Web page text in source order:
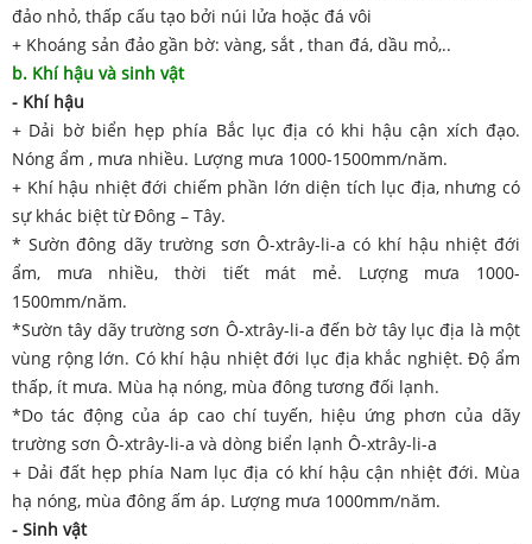
đảo nhỏ, thấp cấu tạo bởi núi lửa hoặc đá vôi
+ Khoáng sản đảo gần bờ: vàng, sắt , than đá, dầu mỏ,..
b. Khí hậu và sinh vật
- Khí hậu
+ Dải bờ biển hẹp phía Bắc lục địa có khi hậu cận xích đạo.
Nóng ẩm , mưa nhiều. Lượng mưa 1000-1500mm/năm.
+ Khí hậu nhiệt đới chiếm phần lớn diện tích lục địa, nhưng có
sự khác biệt từ Đông – Tây.
* Sườn đông dãy trường sơn Ô-xtrây-li-a có khí hậu nhiệt đới
ẩm, mưa nhiều, thời tiết mát mẻ. Lượng mưa 1000-
1500mm/năm.
*Sườn tây dãy trường sơn Ô-xtrây-li-a đến bờ tây lục địa là một
vùng rộng lớn. Có khí hậu nhiệt đới lục địa khắc nghiệt. Độ ẩm
thấp, ít mưa. Mùa hạ nóng, mùa đông tương đối lạnh.
*Do tác động của áp cao chí tuyến, hiệu ứng phơn của dãy
trường sơn Ô-xtrây-li-a và dòng biển lạnh Ô-xtrây-li-a
+ Dải đất hẹp phía Nam lục địa có khí hậu cận nhiệt đới. Mùa
hạ nóng, mùa đông ấm áp. Lượng mưa 1000mm/năm.
- Sinh vật